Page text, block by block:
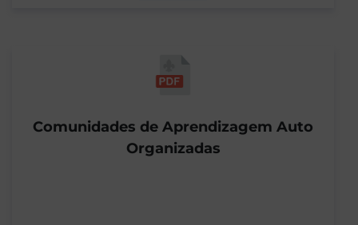
Comunidades de Aprendizagem Auto
Organizadas